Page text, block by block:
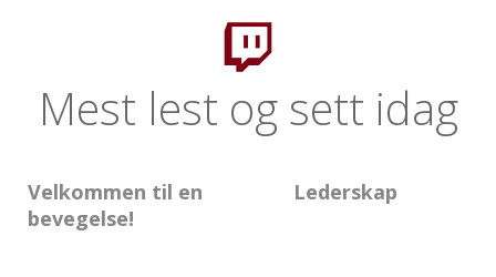
Mest lest og sett idag
Velkommen til en
bevegelse!
Lederskap